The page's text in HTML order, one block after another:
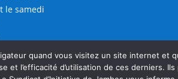
le samedi
quand vous visitez un site internet et
et l’efficacité d’utilisation de ces derniers.